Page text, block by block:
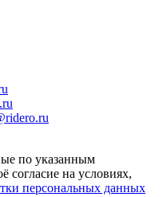
по указанным
согласие на условиях,
персональных данных